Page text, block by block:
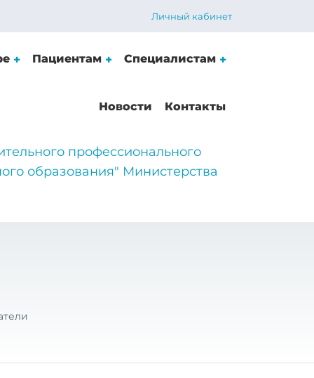
Личный кабинет
Пациентам Специалистам
Новости Контакты
профессионального
образования" Министерства